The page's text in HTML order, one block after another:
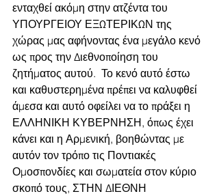
ενταχθεί ακόμη στην ατζέντα του
ΥΠΟΥΡΓΕΙΟΥ ΕΞΩΤΕΡΙΚΩΝ της
χώρας μας αφήνοντας ένα μεγάλο κενό
ως προς την Διεθνοποίηση του
ζητήματος αυτού.  Το κενό αυτό έστω
και καθυστερημένα πρέπει να καλυφθεί
άμεσα και αυτό οφείλει να το πράξει η
ΕΛΛΗΝΙΚΗ ΚΥΒΕΡΝΗΣΗ, όπως έχει
κάνει και η Αρμενική, βοηθώντας με
αυτόν τον τρόπο τις Ποντιακές
Ομοσπονδίες και σωματεία στον κύριο
σκοπό τους, ΣΤΗΝ ΔΙΕΘΝΗ